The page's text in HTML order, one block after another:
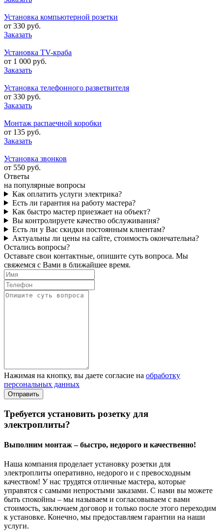
Установка компьютерной розетки
от 330 руб.
Заказать
Установка TV-краба
от 1 000 руб.
Заказать
Установка телефонного разветвителя
от 330 руб.
Заказать
Монтаж распаечной коробки
от 135 руб.
Заказать
Установка звонков
от 550 руб.
Ответы
на популярные вопросы
Как оплатить услуги электрика?
Есть ли гарантия на работу мастера?
Как быстро мастер приезжает на объект?
Вы контролируете качество обслуживания?
Есть ли у Вас скидки постоянным клиентам?
Актуальны ли цены на сайте, стоимость окончательна?
Остались вопросы?
Оставьте свои контактные, опишите суть вопроса. Мы
свяжемся с Вами в ближайшее время.
Нажимая на кнопку, вы даете согласие на обработку
персональных данных
Требуется установить розетку для
электроплиты?
Выполним монтаж – быстро, недорого и качественно!
Наша компания проделает установку розетки для
электроплиты оперативно, недорого и с превосходным
качеством! У нас трудятся отличные мастера, которые
управятся с самыми непростыми заказами. С нами вы можете
быть спокойны – мы называем и согласовываем с вами
стоимость, заключаем договор и только после этого переходим
к установке. Конечно, мы предоставляем гарантии на наши
услуги.